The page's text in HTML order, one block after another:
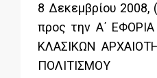
8 Δεκεμβρίου 2008,
προς την Α΄
ΚΛΑΣΙΚΩΝ
ΠΟΛΙΤΙΣΜΟΥ